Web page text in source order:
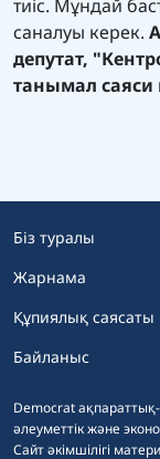
тиіс. Мұндай
саналуы керек.
депутат,
танымал
Democrat ақпараттық-
әлеуметтік және
Сайт әкімшілігі
Біз туралы
Жарнама
Құпиялық саясаты
Байланыс